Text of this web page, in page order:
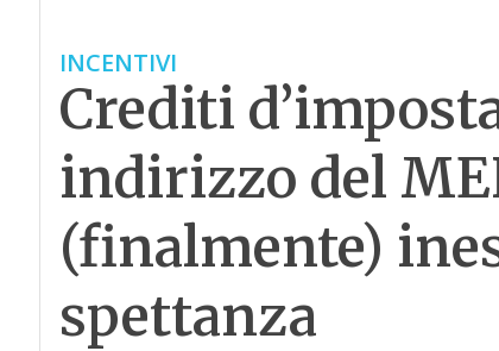
INCENTIVI
Crediti
indirizzo del
(finalmente)
spettanza